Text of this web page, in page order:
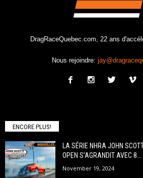
DragRaceQuebec.com, 22 ans
Nous rejoindre:
ENCORE PLUS!
LA SÉRIE NHRA JOHN
OPEN S’AGRANDIT AVEC 8...
November 19, 2024